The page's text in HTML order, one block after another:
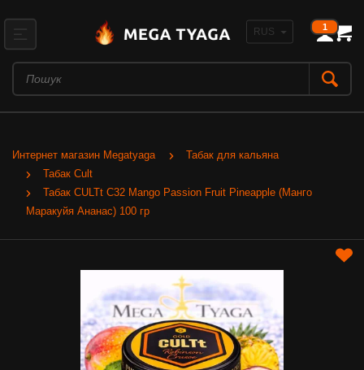
1
Интернет магазин Megatyaga
Табак для кальяна
Табак Cult
Табак CULTt C32 Mango Passion Fruit Pineapple (Манго
Маракуйя Ананас) 100 гр